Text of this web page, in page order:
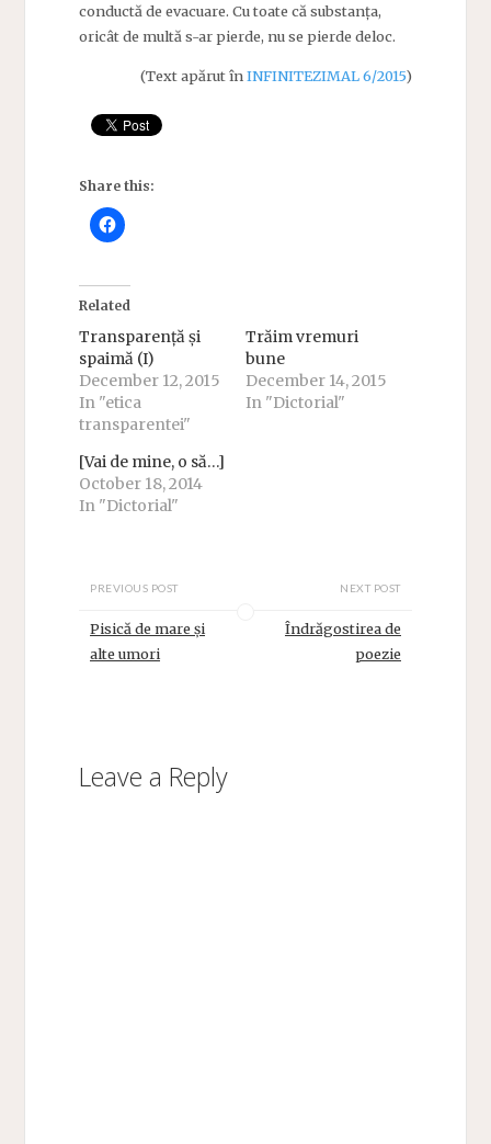
conductă de evacuare. Cu toate că substanța,
oricât de multă s-ar pierde, nu se pierde deloc.
(Text apărut înINFINITEZIMAL 6/2015)
Share this:
Related
Transparență și
spaimă (I)
December 12, 2015
In "etica
transparentei"
Trăim vremuri
bune
December 14, 2015
In "Dictorial"
[Vai de mine, o să…]
October 18, 2014
In "Dictorial"
PREVIOUS POST
Pisică de mare și
alte umori
NEXT POST
Îndrăgostirea de
poezie
Leave a Reply